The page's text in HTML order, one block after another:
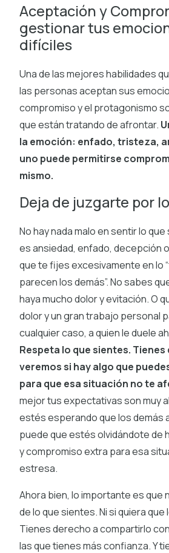
Aceptación y
gestionar tus
difíciles
Una de las mejores habilidades
las personas aceptan sus
compromiso y el protagonismo
que están tratando de afrontar.
la emoción: enfado, tristeza,
uno puede permitirse
mismo.
Deja de juzgarte por
No hay nada malo en sentir lo
es ansiedad, enfado, decepción
que te fijes excesivamente en lo
parecen los demás”. No sabes
haya mucho dolor y evitación. O
dolor y un gran trabajo personal
cualquier caso, a quien le duele
Respeta lo que sientes.
veremos si hay algo que
para que esa situación no te
mejor tus expectativas son muy
estés esperando que los demás
puede que estés olvidándote de
y compromiso extra para esa
estresa.
Ahora bien, lo importante es que
de lo que sientes. Ni si quiera
Tienes derecho a compartirlo
las que tienes más confianza. Y